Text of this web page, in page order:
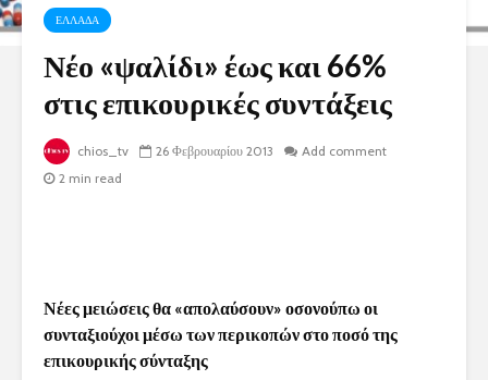
ΕΛΛΑΔΑ
Νέο «ψαλίδι» έως και 66%
στις επικουρικές συντάξεις
chios_tv 26 Φεβρουαρίου 2013
Add comment
2 min read
Νέες μειώσεις θα «απολαύσουν» οσονούπω οι
συνταξιούχοι μέσω των περικοπών στο ποσό της
επικουρικής σύνταξης